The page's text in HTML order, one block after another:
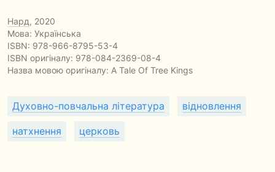
ІІІ
ІV
V
VI
VII
Х
ХІІ
Нард, 2020
Мова: Українська
ISBN: 978-966-8795-53-4
ISBN оригіналу: 978-084-2369-08-4
Назва мовою оригіналу: A Tale Of Tree Kings
Духовно-повчальна література відновлення
натхнення церковь